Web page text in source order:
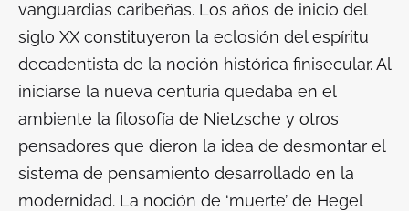
vanguardias caribeñas. Los años de inicio del
siglo XX constituyeron la eclosión del espíritu
decadentista de la noción histórica finisecular. Al
iniciarse la nueva centuria quedaba en el
ambiente la filosofía de Nietzsche y otros
pensadores que dieron la idea de desmontar el
sistema de pensamiento desarrollado en la
modernidad. La noción de ‘muerte’ de Hegel